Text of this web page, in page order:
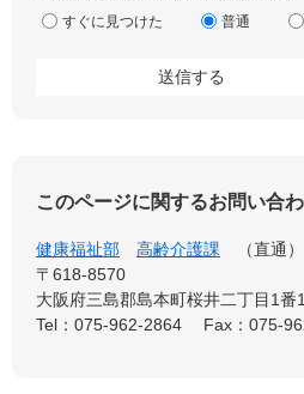
すぐに見つけた
普通
このページに関するお問い合
健康福祉部 高齢介護課
直通
〒618-8570
大阪府三島郡島本町桜井二丁目1番
Tel：075-962-2864
Fax：075-